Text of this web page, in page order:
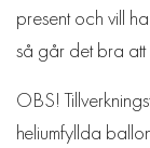
present och vill
så går det bra att
OBS!
heliumfyllda